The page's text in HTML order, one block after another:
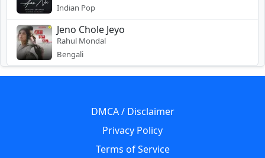
Indian Pop
Jeno Chole Jeyo
Rahul Mondal
Bengali
DMCA / Disclaimer
Privacy Policy
Terms of Service